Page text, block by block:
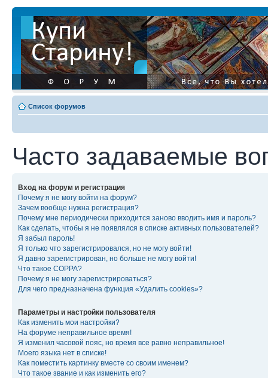
Список форумов
Часто задаваемые
Вход на форум и регистрация
Почему я не могу войти на форум?
Зачем вообще нужна регистрация?
Почему мне периодически приходится заново вводить имя и пароль?
Как сделать, чтобы я не появлялся в списке активных пользователей?
Я забыл пароль!
Я только что зарегистрировался, но не могу войти!
Я давно зарегистрирован, но больше не могу войти!
Что такое COPPA?
Почему я не могу зарегистрироваться?
Для чего предназначена функция «Удалить cookies»?
Параметры и настройки пользователя
Как изменить мои настройки?
На форуме неправильное время!
Я изменил часовой пояс, но время все равно неправильное!
Моего языка нет в списке!
Как поместить картинку вместе со своим именем?
Что такое звание и как изменить его?